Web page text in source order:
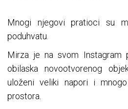
Mnogi njegovi pratioci su
poduhvatu.
Mirza je na svom Instagram
obilaska novootvorenog
uloženi veliki napori i
prostora.